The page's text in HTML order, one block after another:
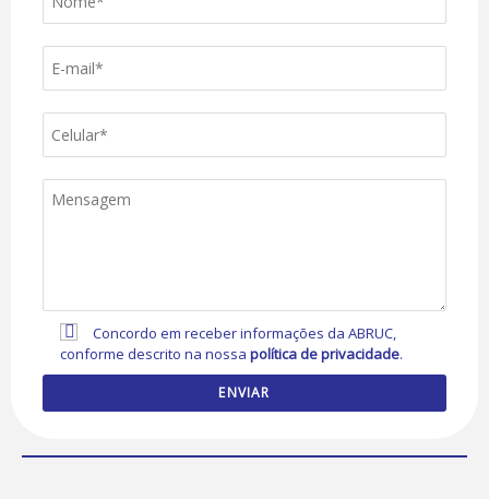
Concordo em receber informações da ABRUC,
conforme descrito na nossapolítica de privacidade.